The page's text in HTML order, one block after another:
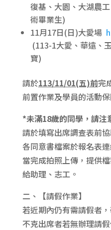
復基、大園、大湖農
術畢業生)
11月17日(日)大愛場
(113-1大愛、華遠、
寶)
請於113/11/01(五)前完
前置作業及學員的活動保
*未滿18歲的同學，請注
請於填寫出席調查表前
各同意書檔案於報名表
當完成拍照上傳，提供
給助理、志工。
二、【請假作業】
若近期內仍有需請假者
不克出席者若無辦理請